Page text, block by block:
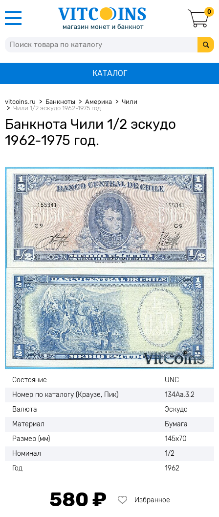
0
КАТАЛОГ
vitcoins.ru Банкноты Америка
Чили
Чили 1/2 эскудо 1962-1975 год.
Банкнота Чили 1/2 эскудо
1962-1975 год.
Состояние
UNC
Номер по каталогу (Краузе, Пик)
134Аа.3.2
Валюта
Эскудо
Материал
Бумага
Размер (мм)
145х70
Номинал
1/2
Год
1962
580 ₽ Избранное